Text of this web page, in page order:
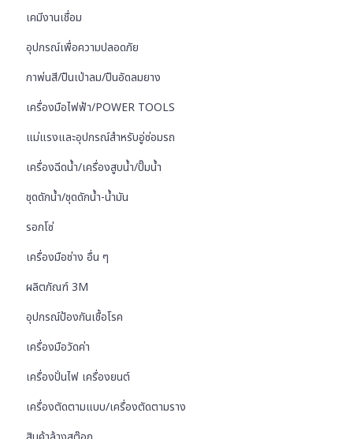
เคมีงานเชื่อม
อุปกรณ์เพื่อความปลอดภัย
กาพ่นสี/ปืนเป่าลม/ปืนอัดลมยาง
เครื่องมือไฟฟ้า/POWER TOOLS
แม่แรงและอุปกรณ์สำหรับอู่ซ่อมรถ
เครื่องฉีดน้ำ/เครื่องสูบน้ำ/ปั๊มน้ำ
ชุดดักน้ำ/ชุดดักน้ำ-น้ำมัน
รอกโซ่
เครื่องมือช่าง อื่น ๆ
ผลิตภัณฑ์ 3M
อุปกรณ์ป้องกันเชื้อโรค
เครื่องมือวัดค่า
เครื่องปั่นไฟ เครื่องยนต์
เครื่องตัดตามแบบ/เครื่องตัดตามราง